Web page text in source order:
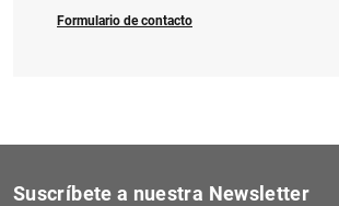
Formulario de contacto
Suscríbete a nuestra Newsletter